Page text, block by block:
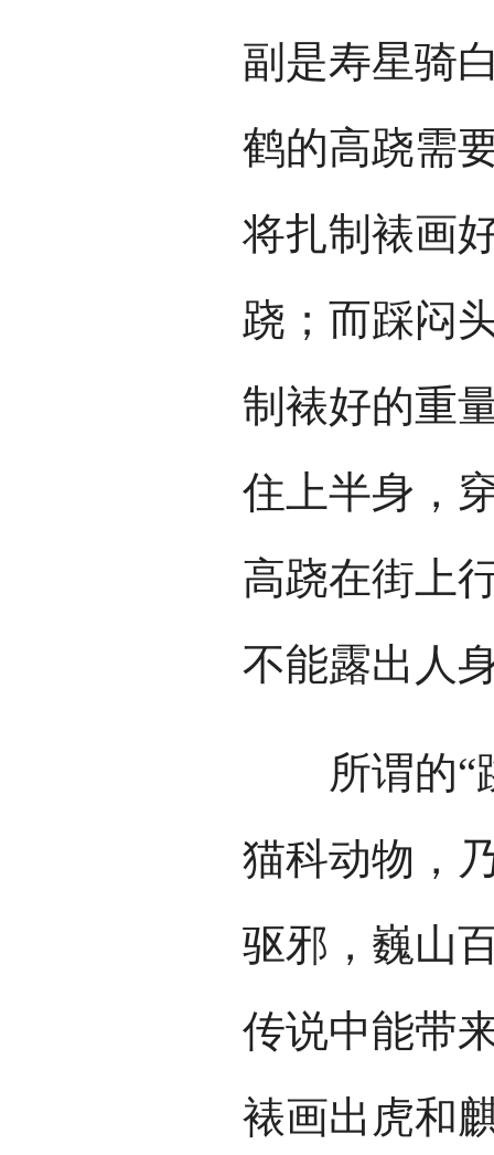
副是寿星骑
鹤的高跷需
将扎制裱画
跷；而踩闷
制裱好的重
住上半身，
高跷在街上
不能露出人
所谓的“跳
猫科动物，
驱邪，巍山
传说中能带
裱画出虎和